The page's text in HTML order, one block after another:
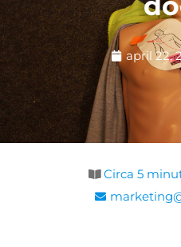
april 22,
Circa 5